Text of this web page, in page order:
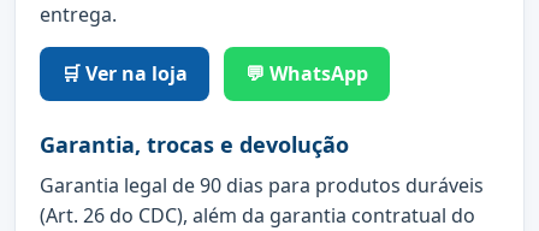
entrega.
🛒 Ver na loja 💬 WhatsApp
Garantia, trocas e devolução
Garantia legal de 90 dias para produtos duráveis
(Art. 26 do CDC), além da garantia contratual do